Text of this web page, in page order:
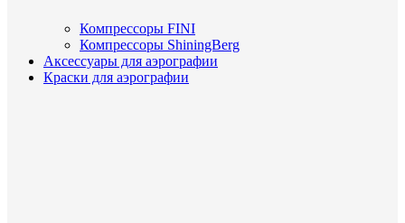
Компрессоры FINI
Компрессоры ShiningBerg
Аксессуары для аэрографии
Краски для аэрографии